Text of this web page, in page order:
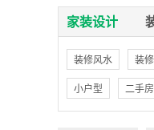
家装设计
装修风水 装
小户型 二手